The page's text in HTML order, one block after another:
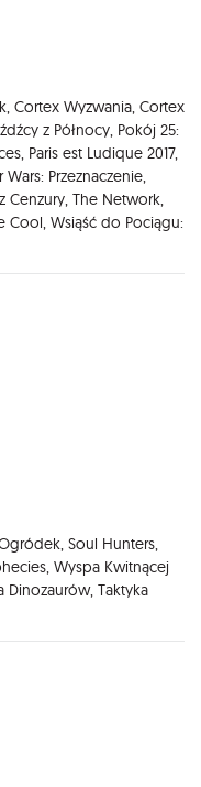
Cortex Wyzwania, Cortex
z Północy, Pokój 25:
Paris est Ludique 2017,
Wars: Przeznaczenie,
Cenzury, The Network,
Cool, Wsiąść do Pociągu:
Soul Hunters,
Wyspa Kwitnącej
Dinozaurów, Taktyka